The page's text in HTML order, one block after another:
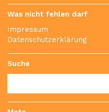
Was nicht fehlen darf
Impressum
Datenschutzerklärung
Suche